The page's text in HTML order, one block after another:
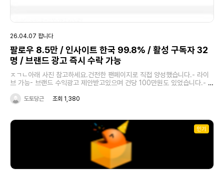
26.04.07 팝니다
팔로우 8.5만 / 인사이트 한국 99.8% / 활성 구독자 32
명 / 브랜드 광고 즉시 수락 가능
ㅈㄱㄴ아래 사진 참고하세요.건전한 팬페이지로 직접 양성했습니다.- 라이
브 가능- 브랜드 수익광고 제안받고있으며 건당 100만원도 있었습니다.- 수
있습니다.문의 많을거 같은데 시세 생각해서 편하게 연락주세
요.https://open.kakao.com/o/sIGYP0di
도토당근 조회 1,380
인기